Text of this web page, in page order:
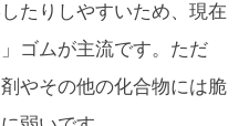
たりしやすいため、現在
ゴムが主流です。ただ
やその他の化合物には脆